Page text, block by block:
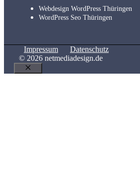
Webdesign WordPress Thüringen
WordPress Seo Thüringen
Impressum
Datenschutz
© 2026 netmediadesign.de
Schließen